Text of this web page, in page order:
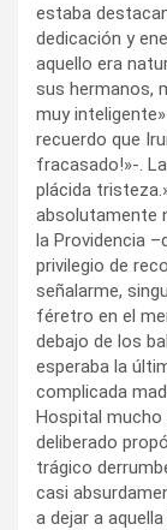
estaba
dedicación y
aquello era
sus hermanos,
muy
recuerdo que
fracasado!»-.
plácida
absolutamente
la Providencia
privilegio de
señalarme,
féretro en el
debajo de los
esperaba la
complicada
Hospital
deliberado
trágico
casi
a dejar a